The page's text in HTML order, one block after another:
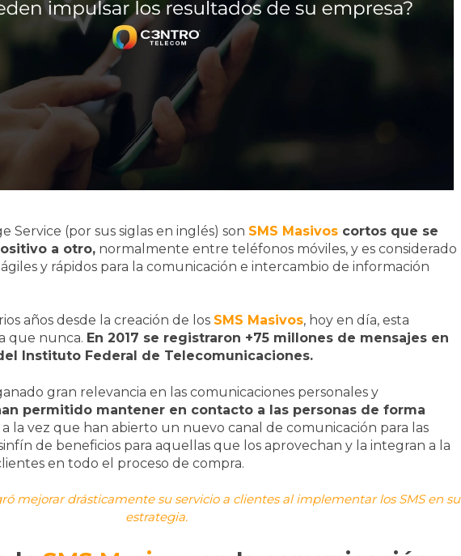
Service (por sus siglas en inglés) son SMS Masivos cortos que se
a otro, normalmente entre teléfonos móviles, y es considerado
y rápidos para la comunicación e intercambio de información
años desde la creación de los SMS Masivos, hoy en día, esta
que nunca. En 2017 se registraron +75 millones de mensajes en
Instituto Federal de Telecomunicaciones.
gran relevancia en las comunicaciones personales y
permitido mantener en contacto a las personas de forma
a la vez que han abierto un nuevo canal de comunicación para las
de beneficios para aquellas que los aprovechan y la integran a la
en todo el proceso de compra.
mejorar drásticamente su servicio a clientes al implementar los SMS en su
estrategia.